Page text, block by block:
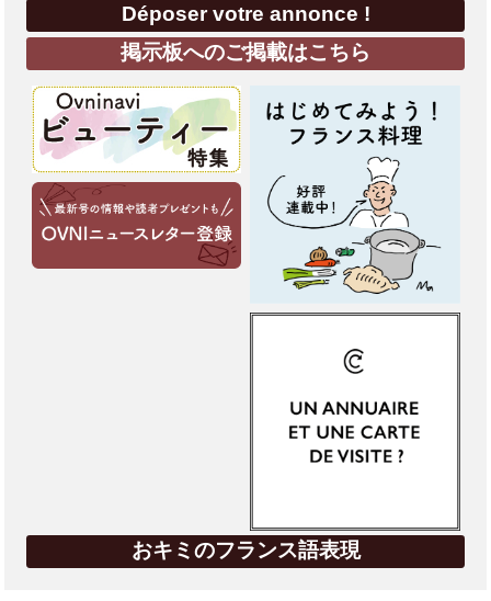
Déposer votre annonce !
掲示板へのご掲載はこちら
おキミのフランス語表現